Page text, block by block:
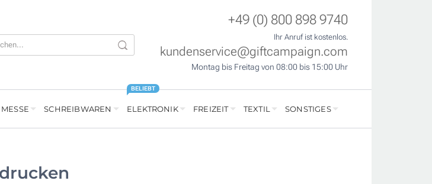
+49 (0) 800 898 9740
Ihr Anruf ist kostenlos.
kundenservice@giftcampaign.com
Montag bis Freitag von 08:00 bis 15:00 Uhr
SCHREIBWAREN ELEKTRONIK
BELIEBT
FREIZEIT TEXTIL SONSTIGES